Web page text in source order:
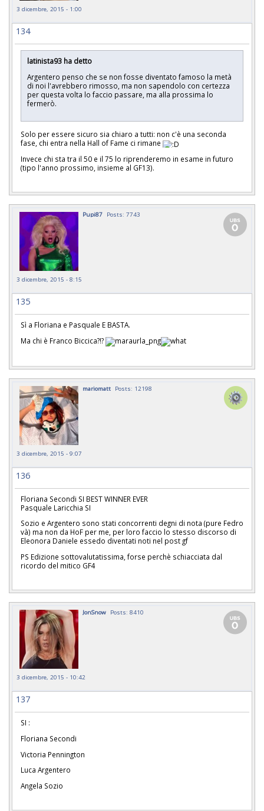
3 dicembre, 2015 - 1:00
134
latinista93 ha detto
Argentero penso che se non fosse diventato famoso la metà
di noi l'avrebbero rimosso, ma non sapendolo con certezza
per questa volta lo faccio passare, ma alla prossima lo
fermerò.
Solo per essere sicuro sia chiaro a tutti: non c'è una seconda
fase, chi entra nella Hall of Fame ci rimane
Invece chi sta tra il 50 e il 75 lo riprenderemo in esame in futuro
(tipo l'anno prossimo, insieme al GF13).
Pupi87 Posts: 7743
3 dicembre, 2015 - 8:15
135
Sì a Floriana e Pasquale E BASTA.
Ma chi è Franco Biccica?!?
mariomatt Posts: 12198
3 dicembre, 2015 - 9:07
136
Floriana Secondi SI BEST WINNER EVER
Pasquale Laricchia SI
Sozio e Argentero sono stati concorrenti degni di nota (pure Fedro
và) ma non da HoF per me, per loro faccio lo stesso discorso di
Eleonora Daniele essedo diventati noti nel post gf
PS Edizione sottovalutatissima, forse perchè schiacciata dal
ricordo del mitico GF4
JonSnow Posts: 8410
3 dicembre, 2015 - 10:42
137
SI :
Floriana Secondi
Victoria Pennington
Luca Argentero
Angela Sozio